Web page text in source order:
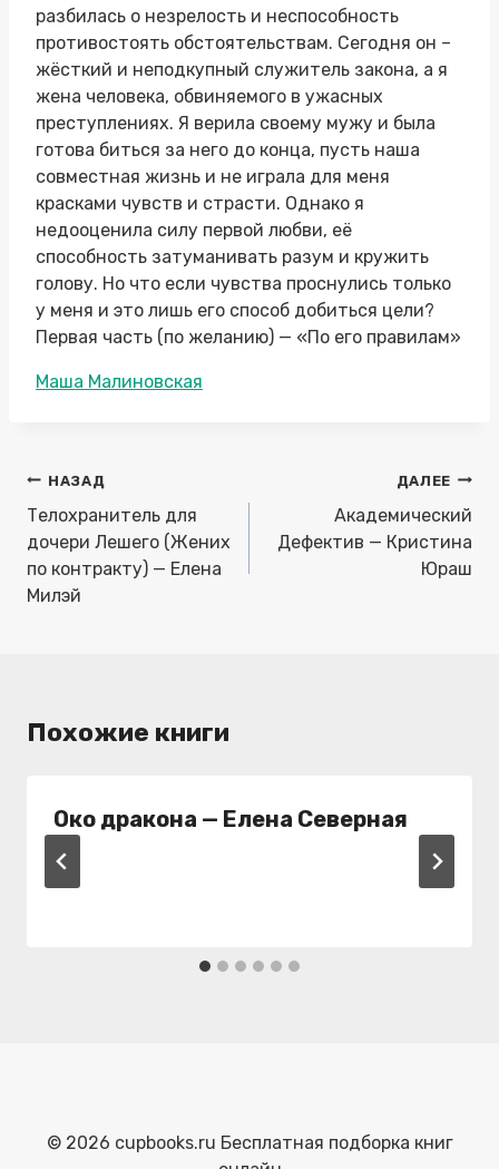
разбилась о незрелость и неспособность
противостоять обстоятельствам. Сегодня он –
жёсткий и неподкупный служитель закона, а я
жена человека, обвиняемого в ужасных
преступлениях. Я верила своему мужу и была
готова биться за него до конца, пусть наша
совместная жизнь и не играла для меня
красками чувств и страсти. Однако я
недооценила силу первой любви, её
способность затуманивать разум и кружить
голову. Но что если чувства проснулись только
у меня и это лишь его способ добиться цели?
Первая часть (по желанию) — «По его правилам»
Метки
Маша Малиновская
Навигация
по
записям
НАЗАД
Телохранитель для
дочери Лешего (Жених
по контракту) — Елена
Милэй
ДАЛЕЕ
Академический
Дефектив — Кристина
Юраш
Похожие книги
Око дракона — Елена Северная
© 2026 cupbooks.ru Бесплатная подборка книг